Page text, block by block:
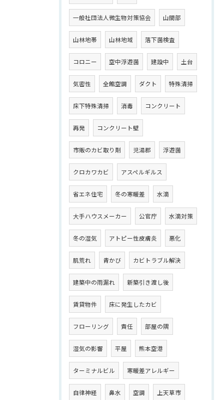
一般社団法人微生物対策協会 山間部
山林地帯 山林地域 落下菌検査
コロニー 空中浮遊菌 建設中 土台
気密性 全館空調 ダクト 特殊清掃
床下特殊清掃 消毒 コンクリート
再発 コンクリート壁
市販のカビ取り剤 児湯郡 浮遊菌
クロカワカビ アスペルギルス
省エネ住宅 冬の寒暖差 水滴
大手ハウスメーカー 公官庁 水滴対策
冬の湿気 アトピー性皮膚炎 悪化
肌荒れ 青かび カビトラブル解決
建築中の雨漏れ 新築引き渡し後
賃貸物件 床に発生したカビ
フローリング 責任 部屋の隅
湿気の影響 平屋 熊本空港
ターミナルビル 寒暖差アレルギー
自律神経 鼻水 空調 上天草市